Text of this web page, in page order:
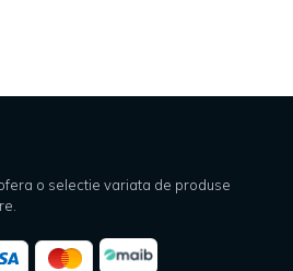
o selectie variata de produse